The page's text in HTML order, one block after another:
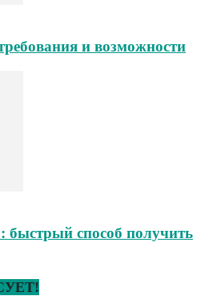
и возможности
способ получить